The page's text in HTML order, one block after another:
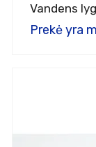
Vandens
Prekė yra